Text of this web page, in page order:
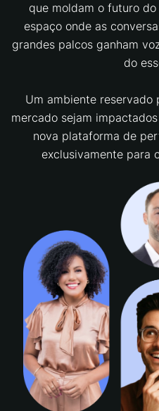
que moldam o futuro
espaço onde as
grandes palcos ganham
do
Um ambiente reservado
mercado sejam
nova plataforma de
exclusivamente para